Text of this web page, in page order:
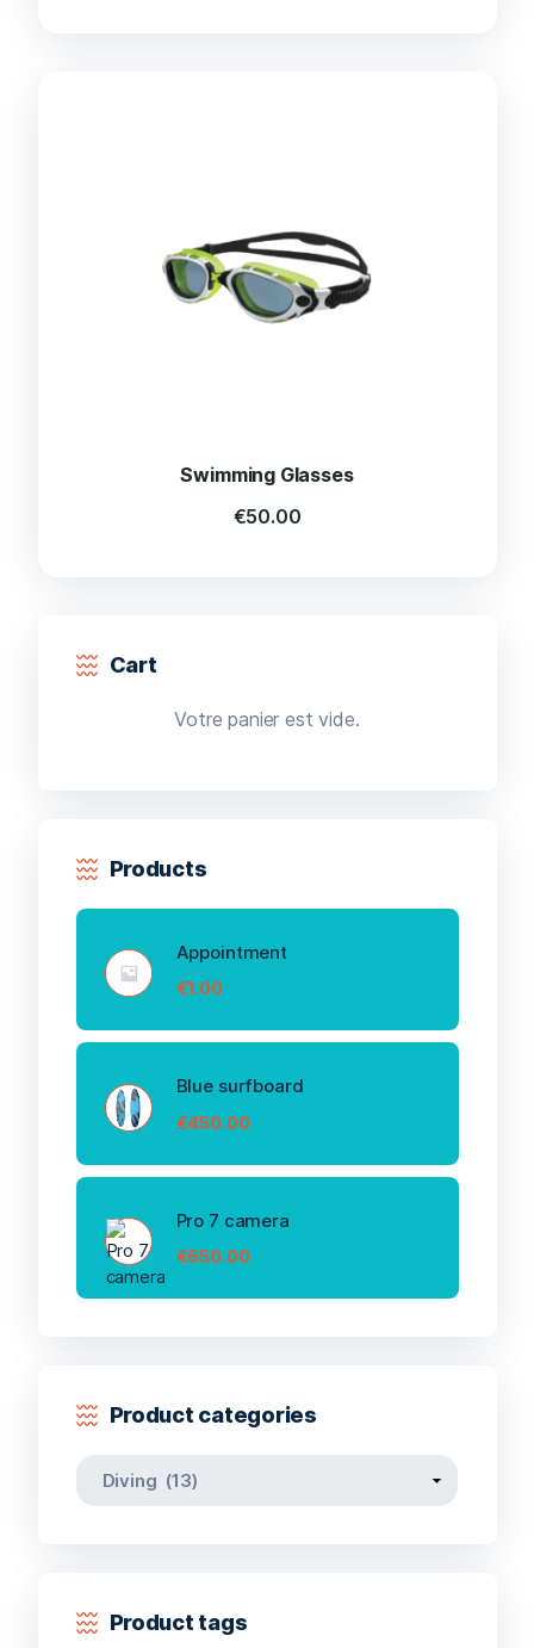
Swimming Glasses
€50.00
Cart
Votre panier est vide.
Products
Appointment
€1.00
Blue surfboard
€450.00
Pro 7 camera
€650.00
Product categories
Product tags